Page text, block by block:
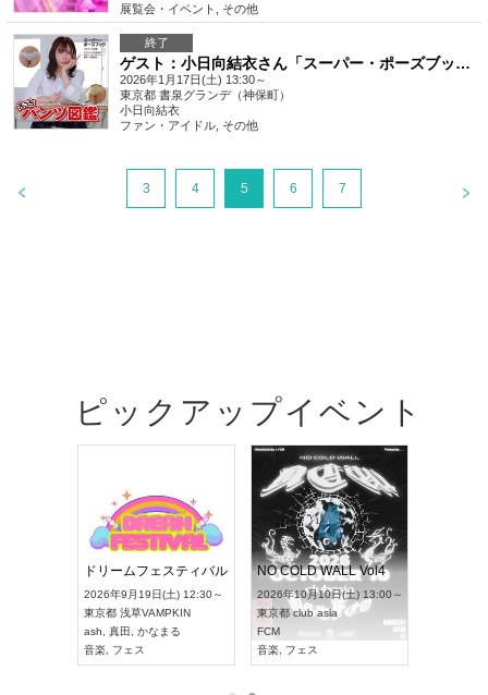
展覧会・イベント
その他
終了
ゲスト：小日向結衣さん「スーパー・ポーズブック えっちパンツ図鑑」発売記念イベント
2026年1月17日(土) 13:30～
東京都 書泉グランデ（神保町）
小日向結衣
ファン・アイドル その他
3 4 5 6 7
ピックアップイベント
ドリームフェスティバル
2026年9月19日(土) 12:30～
東京都 浅草VAMPKIN
ash
真田
かなまる
音楽
フェス
NO COLD WALL Vol4
2026年10月10日(土) 13:00～
東京都 club asia
FCM
音楽
フェス